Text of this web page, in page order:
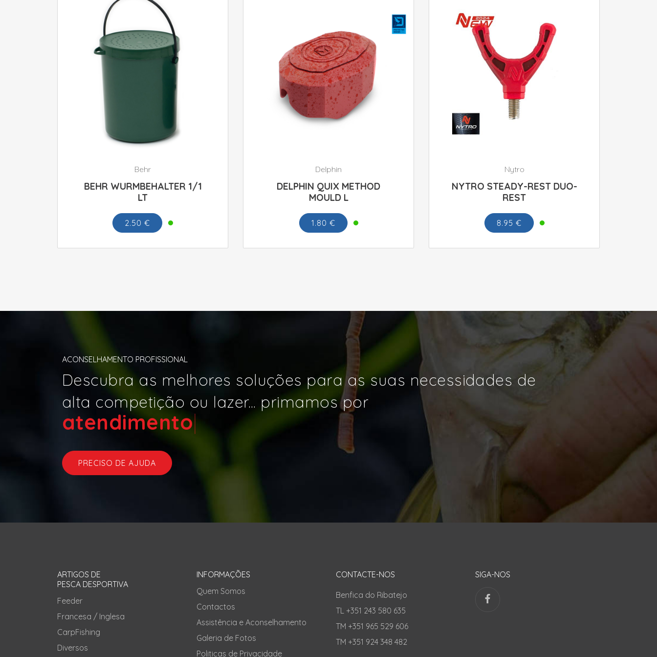
Behr
BEHR WURMBEHALTER 1/1
LT
2.50 €
Delphin
DELPHIN QUIX METHOD
MOULD L
1.80 €
Nytro
NYTRO STEADY-REST DUO-
REST
8.95 €
ACONSELHAMENTO PROFISSIONAL
Descubra as melhores soluções para as suas necessidades de
alta competição ou lazer... primamos por
atendi|
PRECISO DE AJUDA
ARTIGOS DE
PESCA DESPORTIVA
Feeder
Francesa / Inglesa
CarpFishing
Diversos
INFORMAÇÕES
Quem Somos
Contactos
Assistência e Aconselhamento
Galeria de Fotos
Politicas de Privacidade
CONTACTE-NOS
Benfica do Ribatejo
TL +351 243 580 635
TM +351 965 529 606
TM +351 924 348 482
SIGA-NOS